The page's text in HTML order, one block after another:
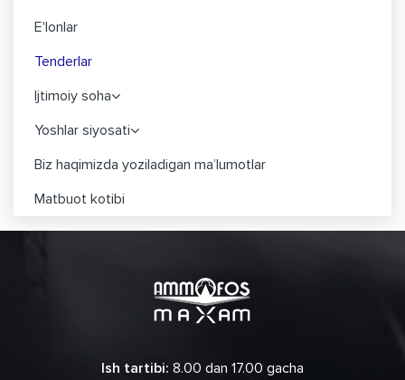
E'lonlar
Tenderlar
Ijtimoiy soha
Yoshlar siyosati
Biz haqimizda yoziladigan ma’lumotlar
Matbuot kotibi
Ish tartibi: 8.00 dan 17.00 gacha